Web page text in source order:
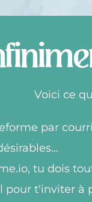
Voici ce
par
tu dois
pour t'inviter